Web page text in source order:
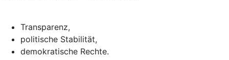
Transparenz,
politische Stabilität,
demokratische Rechte.